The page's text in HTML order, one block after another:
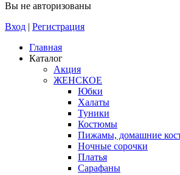
Вы не авторизованы
Вход | Регистрация
Главная
Каталог
Акция
ЖЕНСКОЕ
Юбки
Халаты
Туники
Костюмы
Пижамы, домашние
Ночные сорочки
Платья
Сарафаны